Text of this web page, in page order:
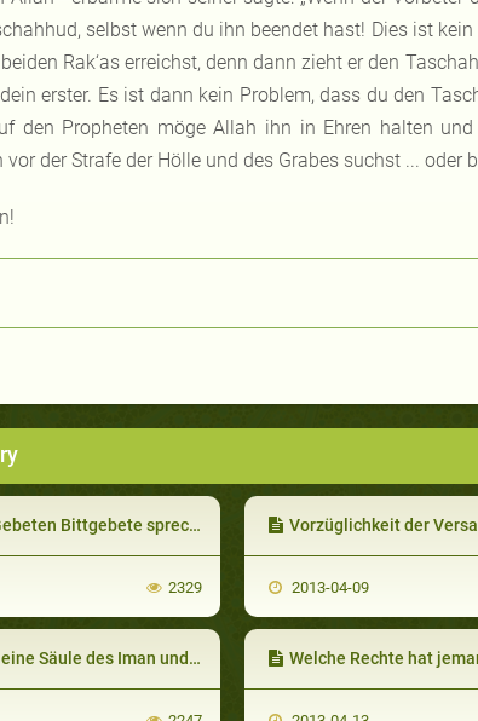
selbst wenn du ihn beendet hast! Dies ist
Rak‘as erreichst, denn dann zieht er den
erster. Es ist dann kein Problem, dass du den
den Propheten möge Allah ihn in Ehren halten
der Strafe der Hölle und des Grabes suchst ... oder
Bittgebete sprechen?
2329
Vorzüglichkeit der
2013-04-09
Iman und ohne diese nicht gültig Welche Rechte hat jemand,